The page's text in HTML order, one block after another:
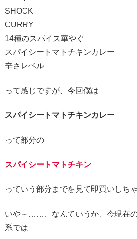
SHOCK
CURRY
14種のスパイス華やぐ
スパイシートマトチキンカレー
辛さレベル
って感じですが、今回僕は
スパイシートマトチキンカレー
って部分の
スパイシートマトチキン
っていう部分までを見て即買いしち
いや～……、なんていうか、今現在
系では